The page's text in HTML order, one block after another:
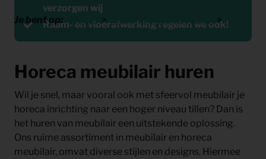
verzorgen wij
Raam- en vloerafwerking regelen we ook!
Je bent op: Home
Zakelijk meubels huren
Horeca meubilair huren
Wil je snel, maar vooral ook met sfeervol meubilair je
horeca inrichting naar een hoger niveau tillen? Dan is
het huren van meubilair een uitstekende oplossing.
Ons ruime assortiment in meubilair en horeca
meubilair, omvat diverse stijlen en designs. Hiermee